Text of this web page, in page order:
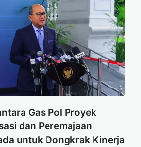
Gas Pol Proyek
dan Peremajaan
untuk Dongkrak Kinerja